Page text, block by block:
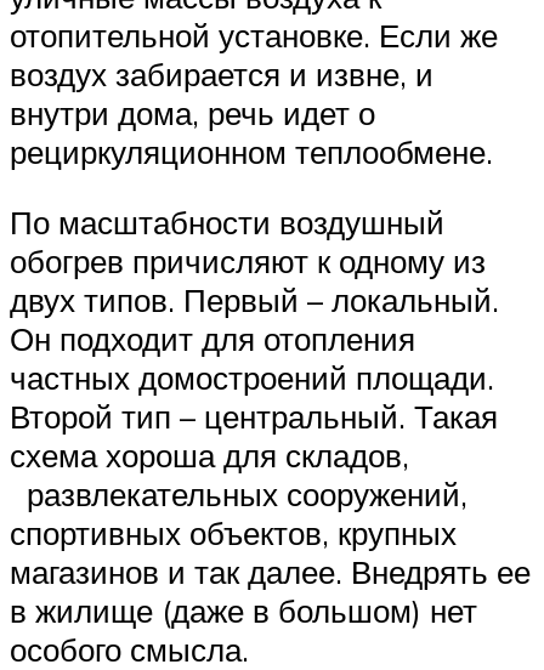
отопительной установке. Если же
воздух забирается и извне, и
внутри дома, речь идет о
рециркуляционном теплообмене.
По масштабности воздушный
обогрев причисляют к одному из
двух типов. Первый – локальный.
Он подходит для отопления
частных домостроений площади.
Второй тип – центральный. Такая
схема хороша для складов,
развлекательных сооружений,
спортивных объектов, крупных
магазинов и так далее. Внедрять ее
в жилище (даже в большом) нет
особого смысла.